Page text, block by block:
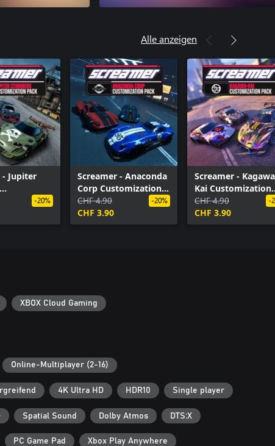
Alle anzeigen
- Jupiter
Pack
-20%
Screamer - Anaconda
Corp Customization
Pack
CHF 4.90
CHF 3.90
-20%
Screamer -
Kai Customization
Pack
CHF 4.90
CHF 3.90
-
XBOX Cloud Gaming
Online-Multiplayer (2-16)
4K Ultra HD HDR10 Single player
Spatial Sound Dolby Atmos DTS:X
PC Game Pad Xbox Play Anywhere